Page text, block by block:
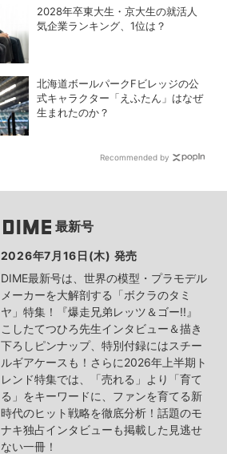
2028年卒東大生・京大生の就活人
気企業ランキング、1位は？
北海道ボールパークFビレッジの公
式キャラクター「えふたん」はなぜ
生まれたのか？
Recommended by
最新号
2026年7月16日(木) 発売
DIME最新号は、世界の模型・プラモデル
メーカーを大解剖する「ボクラのタミ
ヤ」特集！『爆走兄弟レッツ＆ゴー!!』
こしたてつひろ先生インタビュー＆描き
下ろしピンナップ、特別付録にはスチー
ルギアケースも！さらに2026年上半期ト
レンド特集では、「売れる」より「育て
る」をキーワードに、ファンを育てる新
時代のヒット戦略を徹底分析！話題のモ
ナキ独占インタビューも掲載した見逃せ
ない一冊！